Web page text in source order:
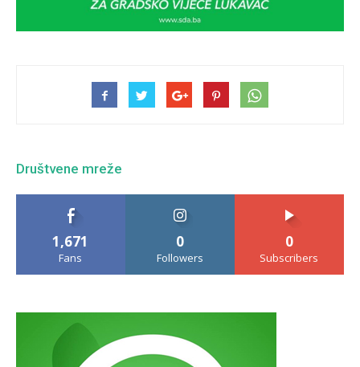
Društvene mreže
1,671
Fans
0
Followers
0
Subscribers